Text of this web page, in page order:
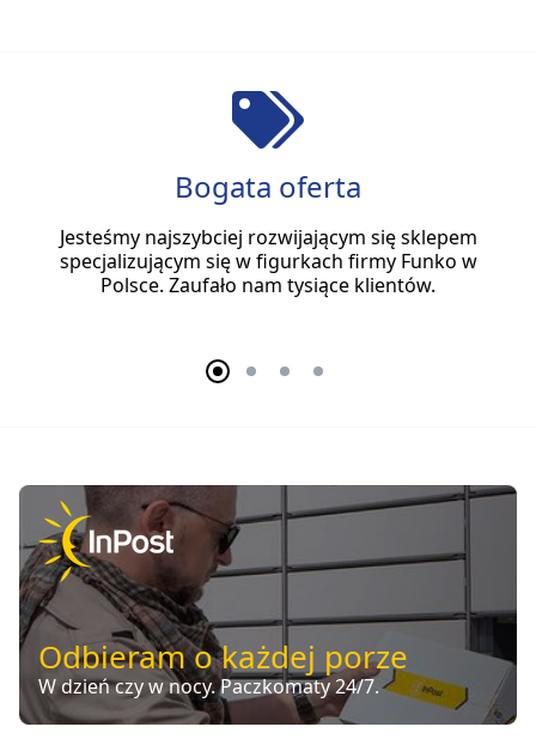
Bogata oferta
Jesteśmy najszybciej rozwijającym się sklepem
specjalizującym się w figurkach firmy Funko w
Polsce. Zaufało nam tysiące klientów.
Odbieram o każdej porze
W dzień czy w nocy. Paczkomaty 24/7.